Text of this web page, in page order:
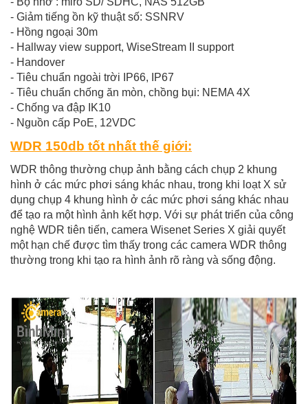
- Giảm tiếng ồn kỹ thuật số: SSNRV
- Hồng ngoại 30m
- Hallway view support, WiseStream II support
- Handover
- Tiêu chuẩn ngoài trời IP66, IP67
- Tiêu chuẩn chống ăn mòn, chồng bụi: NEMA 4X
- Chống va đập IK10
- Nguồn cấp PoE, 12VDC
WDR 150db tốt nhất thế giới:
WDR thông thường chụp ảnh bằng cách chụp 2 khung
hình ở các mức phơi sáng khác nhau, trong khi loạt X sử
dụng chụp 4 khung hình ở các mức phơi sáng khác nhau
để tạo ra một hình ảnh kết hợp. Với sự phát triển của công
nghệ WDR tiên tiến, camera Wisenet Series X giải quyết
một hạn chế được tìm thấy trong các camera WDR thông
thường trong khi tạo ra hình ảnh rõ ràng và sống động.